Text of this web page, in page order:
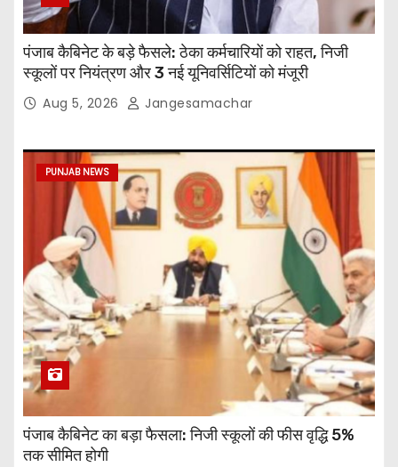
पंजाब कैबिनेट के बड़े फैसले: ठेका कर्मचारियों को राहत, निजी
स्कूलों पर नियंत्रण और 3 नई यूनिवर्सिटियों को मंजूरी
Aug 5, 2026 Jangesamachar
PUNJAB NEWS
पंजाब कैबिनेट का बड़ा फैसला: निजी स्कूलों की फीस वृद्धि 5%
तक सीमित होगी